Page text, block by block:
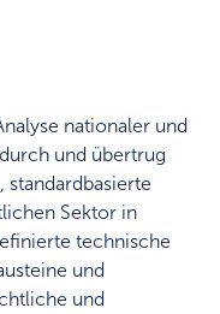
nationaler und
und übertrug
standardbasierte
Sektor in
technische
und
und